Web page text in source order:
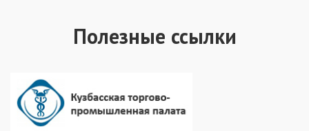
Полезные ссылки